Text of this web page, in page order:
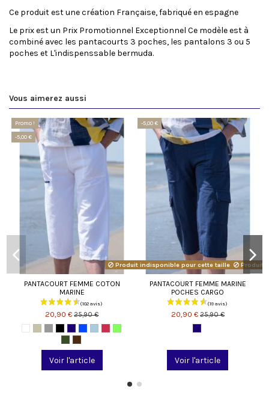
Ce produit est une création Française, fabriqué en espagne
Le prix est un Prix Promotionnel Exceptionnel Ce modèle est à
combiné avec les pantacourts 3 poches, les pantalons 3 ou 5
poches et L'indispenssable bermuda.
Vous aimerez aussi
Promo !
-5,00 €
PANTACOURT FEMME COTON
MARINE
20,90 €25,90 €
Voir l'article
-5,00 €
Produit indisponible pour cette taille avec cette
PANTACOURT FEMME MARINE
POCHES CARGO
20,90 € 25,90 €
Voir l'article
Produit